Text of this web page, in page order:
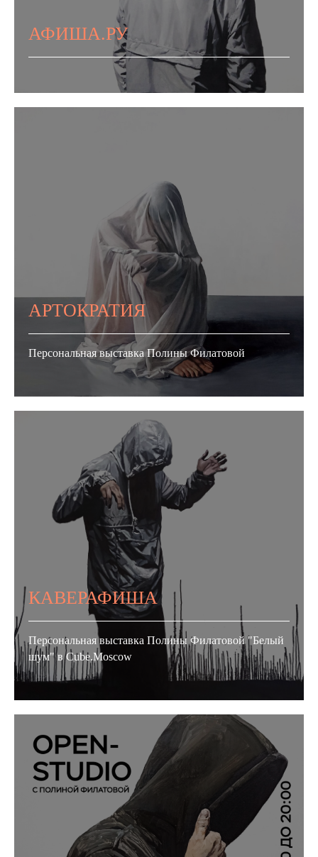
АФИША.РУ
АРТОКРАТИЯ
Персональная выставка Полины Филатовой
КАВЕРАФИША
Персональная выставка Полины Филатовой "Белый
шум" в Cube.Moscow